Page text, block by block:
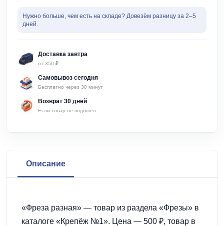
Нужно больше, чем есть на складе? Довезём разницу за 2–5
дней.
Доставка завтра
от 350 ₽
Самовывоз сегодня
Бесплатно через 30 минут
Возврат 30 дней
Если товар не подошёл
Описание
«Фреза разная» — товар из раздела «Фрезы» в
каталоге «Крепёж №1». Цена — 500 ₽, товар в